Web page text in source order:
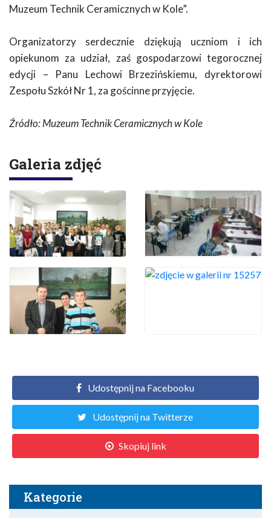
Muzeum Technik Ceramicznych w Kole”.
Organizatorzy serdecznie dziękują uczniom i ich
opiekunom za udział, zaś gospodarzowi tegorocznej
edycji – Panu Lechowi Brzezińskiemu, dyrektorowi
Zespołu Szkół Nr 1, za gościnne przyjęcie.
Źródło: Muzeum Technik Ceramicznych w Kole
Galeria zdjęć
Udostępnij na Facebooku
Udostępnij na Twitterze
Skopiuj link
Kategorie